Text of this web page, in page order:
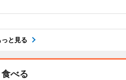
っと見る
食べる